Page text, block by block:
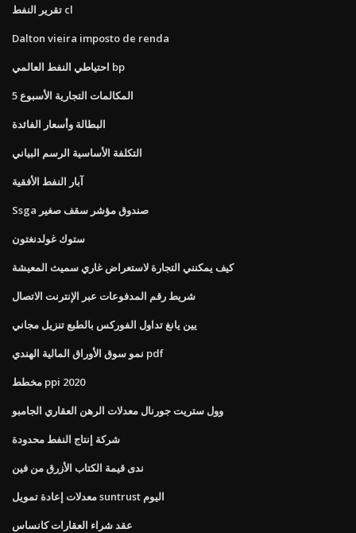
تقرير النفط cl
Dalton vieira imposto de renda
احتياطي النفط العالمي bp
المكالمات التجارية الأسبوع 5
البطالة وأسعار الفائدة
التكلفة الأساسية الرسم البياني
آبار النفط الأفقية
Ssga صندوق مؤشر سقف صغير
ستوك غولدنغتون
كيف يمكنني التجارة لاستعراض غاري سميث المعيشة
شريط رقم المدفوعات عبر الإنترنت الاتصال
يين يانغ تداول الفوركس بالطبع تنزيل مجاني
نمو سوق الأوراق المالية الهندي pdf
مخطط ppi 2020
وول ستريت جورنال معدلات الرهن العقاري الجامبو
شركة إنتاج النفط محدودة
ندى قيمة الكتاب الأزرق من فين
معدلات إعادة تمويل suntrust اليوم
عقد شراء العقارات كانساس